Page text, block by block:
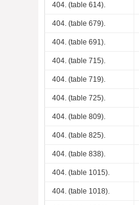
404. (table 614).
404. (table 679).
404. (table 691).
404. (table 715).
404. (table 719).
404. (table 725).
404. (table 809).
404. (table 825).
404. (table 838).
404. (table 1015).
404. (table 1018).